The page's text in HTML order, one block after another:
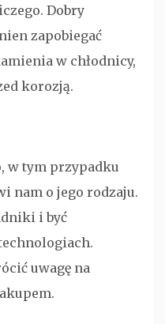
Dobry
zapobiegać
w chłodnicy,
korozją.
w tym przypadku
nam o jego rodzaju.
i być
uwagę na